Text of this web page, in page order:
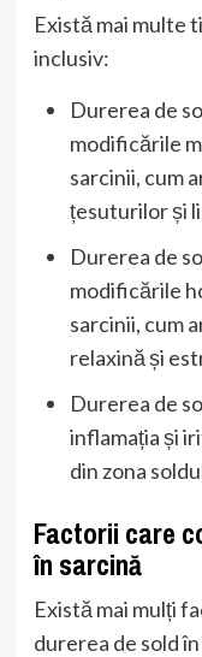
Există mai multe
inclusiv:
Durerea de
modificările
sarcinii, cum
țesuturilor și
Durerea de
modificările
sarcinii, cum
relaxină și
Durerea de
inflamația și
din zona
Factorii care
în sarcină
Există mai mulți
durerea de sold